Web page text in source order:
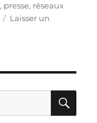
, presse, réseaux
Laisser un